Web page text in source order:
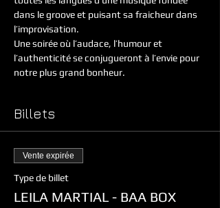
dans le groove et puisant sa fraicheur dans
l’improvisation.
Une soirée où l’audace, l’humour et
l’authenticité se conjugueront à l’envie pour
notre plus grand bonheur.
Billets
Vente expirée
Type de billet
LEILA MARTIAL - BAA BOX